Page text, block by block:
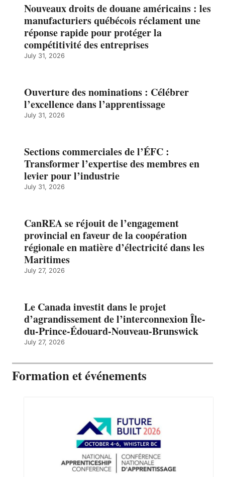
Nouveaux droits de douane américains : les
manufacturiers québécois réclament une
réponse rapide pour protéger la
compétitivité des entreprises
July 31, 2026
Ouverture des nominations : Célébrer
l’excellence dans l’apprentissage
July 31, 2026
Sections commerciales de l’ÉFC :
Transformer l’expertise des membres en
levier pour l’industrie
July 31, 2026
CanREA se réjouit de l’engagement
provincial en faveur de la coopération
régionale en matière d’électricité dans les
Maritimes
July 27, 2026
Le Canada investit dans le projet
d’agrandissement de l’interconnexion Île-
du-Prince-Édouard-Nouveau-Brunswick
July 27, 2026
Formation et événements